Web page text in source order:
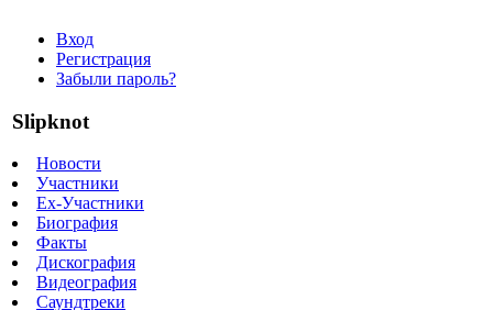
Вход
Регистрация
Забыли пароль?
Slipknot
Новости
Участники
Ex-Участники
Биография
Факты
Дискография
Видеография
Саундтреки